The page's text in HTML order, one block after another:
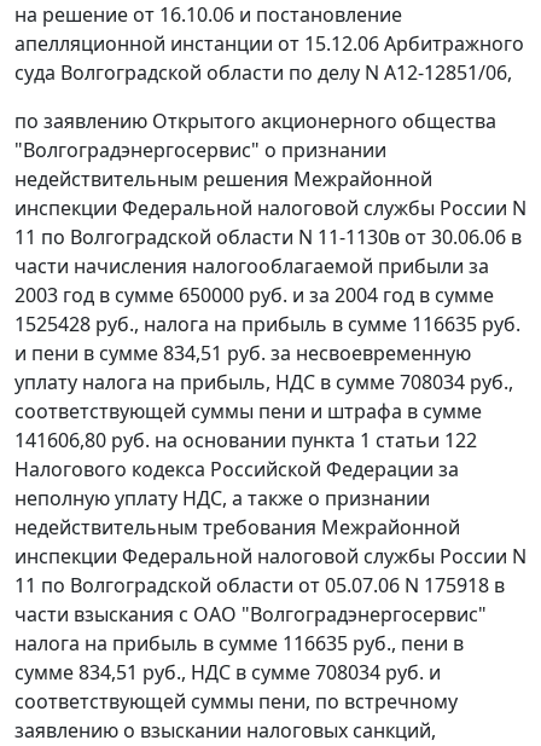
на решение от 16.10.06 и постановление
апелляционной инстанции от 15.12.06 Арбитражного
суда Волгоградской области по делу N А12-12851/06,
по заявлению Открытого акционерного общества
"Волгоградэнергосервис" о признании
недействительным решения Межрайонной
инспекции Федеральной налоговой службы России N
11 по Волгоградской области N 11-1130в от 30.06.06 в
части начисления налогооблагаемой прибыли за
2003 год в сумме 650000 руб. и за 2004 год в сумме
1525428 руб., налога на прибыль в сумме 116635 руб.
и пени в сумме 834,51 руб. за несвоевременную
уплату налога на прибыль, НДС в сумме 708034 руб.,
соответствующей суммы пени и штрафа в сумме
141606,80 руб. на основании пункта 1 статьи 122
Налогового кодекса Российской Федерации за
неполную уплату НДС, а также о признании
недействительным требования Межрайонной
инспекции Федеральной налоговой службы России N
11 по Волгоградской области от 05.07.06 N 175918 в
части взыскания с ОАО "Волгоградэнергосервис"
налога на прибыль в сумме 116635 руб., пени в
сумме 834,51 руб., НДС в сумме 708034 руб. и
соответствующей суммы пени, по встречному
заявлению о взыскании налоговых санкций,